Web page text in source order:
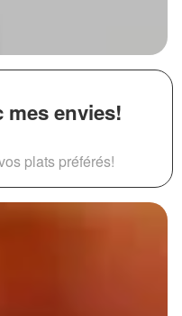
mes envies!
plats préférés!